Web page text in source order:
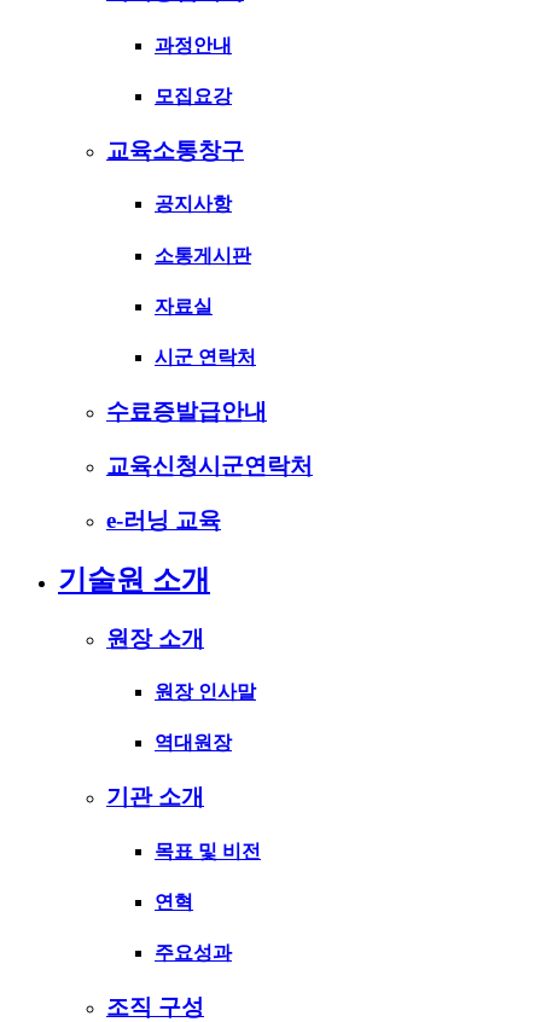
과정안내
모집요강
교육소통창구
공지사항
소통게시판
자료실
시군 연락처
수료증발급안내
교육신청시군연락처
e-러닝 교육
기술원 소개
원장 소개
원장 인사말
역대원장
기관 소개
목표 및 비전
연혁
주요성과
조직 구성